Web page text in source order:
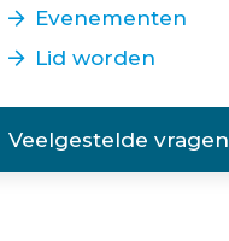
Evenementen
Lid worden
Veelgestelde vragen